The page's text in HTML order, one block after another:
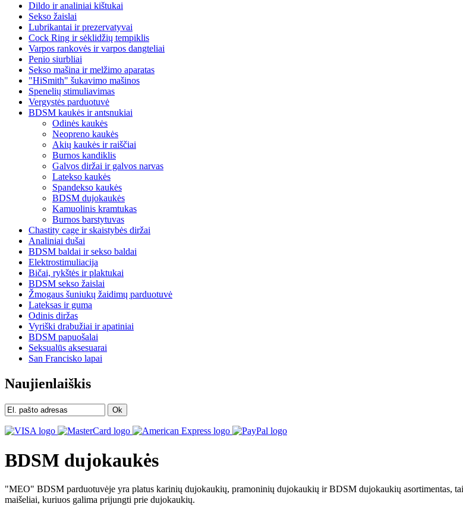
Dildo ir analiniai kištukai
Sekso žaislai
Lubrikantai ir prezervatyvai
Cock Ring ir sėklidžių tempiklis
Varpos rankovės ir varpos dangteliai
Penio siurbliai
Sekso mašina ir melžimo aparatas
"HiSmith" šukavimo mašinos
Spenelių stimuliavimas
Vergystės parduotuvė
BDSM kaukės ir antsnukiai
Odinės kaukės
Neopreno kaukės
Akių kaukės ir raiščiai
Burnos kandiklis
Galvos diržai ir galvos narvas
Latekso kaukės
Spandekso kaukės
BDSM dujokaukės
Kamuolinis kramtukas
Burnos barstytuvas
Chastity cage ir skaistybės diržai
Analiniai dušai
BDSM baldai ir sekso baldai
Elektrostimuliacija
Bičai, rykštės ir plaktukai
BDSM sekso žaislai
Žmogaus šuniukų žaidimų parduotuvė
Lateksas ir guma
Odinis diržas
Vyriški drabužiai ir apatiniai
BDSM papuošalai
Seksualūs aksesuarai
San Francisko lapai
Naujienlaiškis
Ok
BDSM dujokaukės
"MEO" BDSM parduotuvėje yra platus karinių dujokaukių, pramoninių dujokaukių ir BDSM dujokaukių asortimentas,
maišeliai, kuriuos galima prijungti prie dujokaukių.